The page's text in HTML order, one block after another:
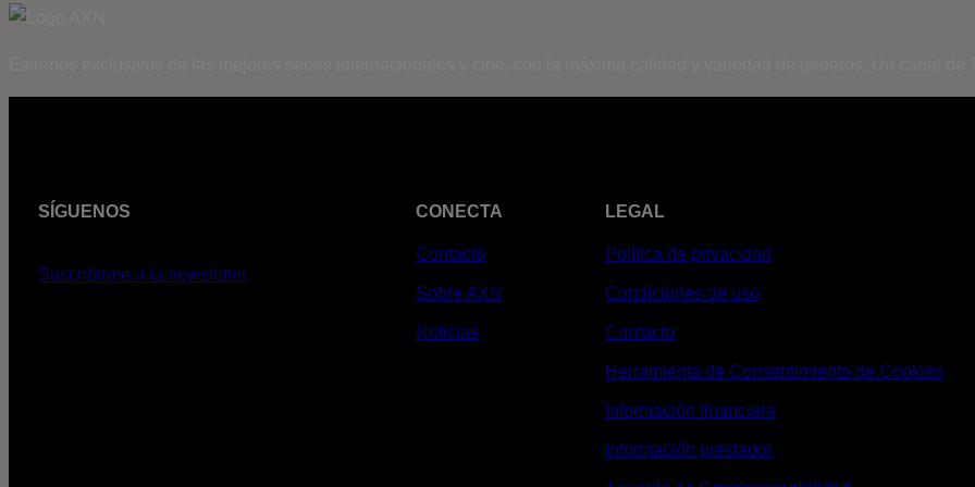
SÍGUENOS
Suscribirme a la newsletter
CONECTA
Contacto
Sobre AXN
Noticias
LEGAL
Política de privacidad
Condiciones de uso
Contacto
Herramienta de Consentimiento de Cookies
Información financiera
Información prestador